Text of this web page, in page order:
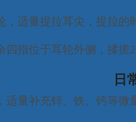
适量提拉耳尖，提拉的
指位于耳轮外侧，揉搓
日
量补充锌、铁、钙等微